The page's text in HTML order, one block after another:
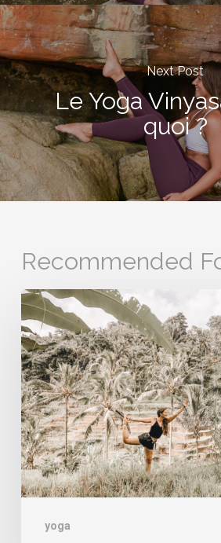
Next Post
Le Yoga
quoi ?
Recommended
yoga
Quel
yoga
choisir
?